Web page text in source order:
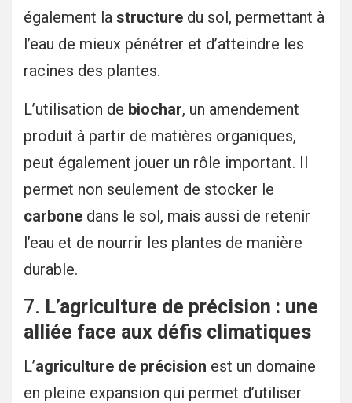
également la structure du sol, permettant à
l’eau de mieux pénétrer et d’atteindre les
racines des plantes.
L’utilisation de biochar, un amendement
produit à partir de matières organiques,
peut également jouer un rôle important. Il
permet non seulement de stocker le
carbone dans le sol, mais aussi de retenir
l’eau et de nourrir les plantes de manière
durable.
7. L’agriculture de précision : une
alliée face aux défis climatiques
L’agriculture de précision est un domaine
en pleine expansion qui permet d’utiliser